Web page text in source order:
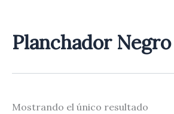
Planchador Negro
Mostrando el único resultado